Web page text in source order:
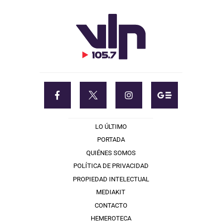
LO ÚLTIMO
PORTADA
QUIÉNES SOMOS
POLÍTICA DE PRIVACIDAD
PROPIEDAD INTELECTUAL
MEDIAKIT
CONTACTO
HEMEROTECA